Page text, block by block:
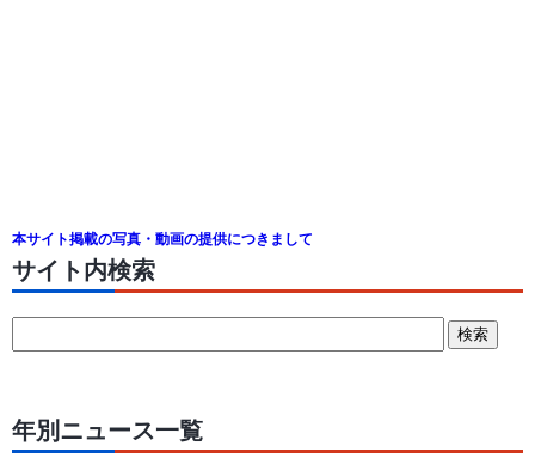
本サイト掲載の写真・動画の提供につきまして
サイト内検索
年別ニュース一覧